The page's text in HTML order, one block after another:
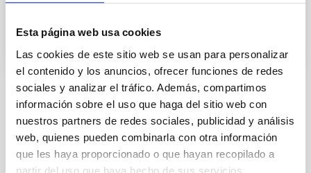
Esta página web usa cookies
Las cookies de este sitio web se usan para personalizar
el contenido y los anuncios, ofrecer funciones de redes
sociales y analizar el tráfico. Además, compartimos
información sobre el uso que haga del sitio web con
nuestros partners de redes sociales, publicidad y análisis
web, quienes pueden combinarla con otra información
que les haya proporcionado o que hayan recopilado a
partir del uso que haya hecho de sus servicios.
En ejecución
TIPO
CON ÁRBITRO